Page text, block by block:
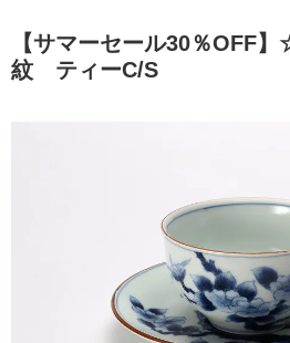
【サマーセール30％OFF
紋 ティーC/S